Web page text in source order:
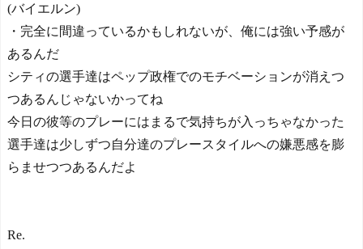
(バイエルン)
・完全に間違っているかもしれないが、俺には強い予感が
あるんだ
シティの選手達はペップ政権でのモチベーションが消えつ
つあるんじゃないかってね
今日の彼等のプレーにはまるで気持ちが入っちゃなかった
選手達は少しずつ自分達のプレースタイルへの嫌悪感を膨
らませつつあるんだよ
Re.